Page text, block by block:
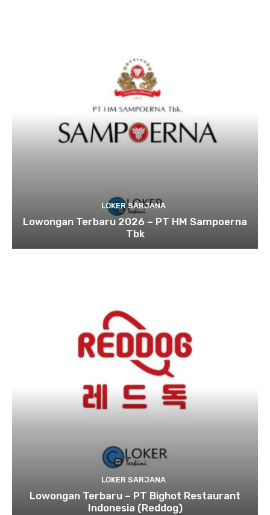
LOKER SARJANA
Lowongan Terbaru 2026 – PT HM Sampoerna
Tbk
LOKER SARJANA
Lowongan Terbaru – PT Bighot Restaurant
Indonesia (Reddog)